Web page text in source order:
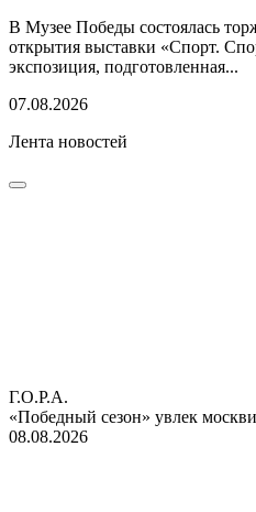
В Музее Победы состоялась
открытия выставки «Спорт.
экспозиция, подготовленная...
07.08.2026
Лента новостей
Г.О.Р.А.
«Победный сезон» увлек
08.08.2026